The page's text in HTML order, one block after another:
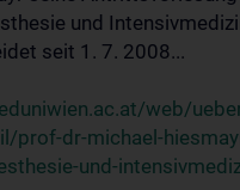
und
seit 1. 7. 2008...
web/
prof-dr-michael-
und-